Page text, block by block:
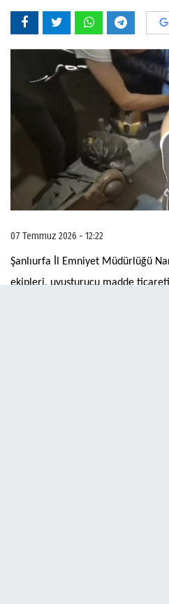
07 Temmuz 2026 - 12:22
Şanlıurfa İl Emniyet Müdürlüğü
ekipleri, uyuşturucu madde